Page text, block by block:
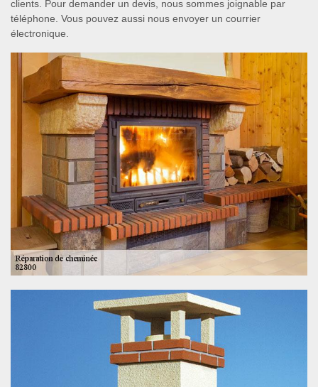
clients. Pour demander un devis, nous sommes joignable par
téléphone. Vous pouvez aussi nous envoyer un courrier
électronique.